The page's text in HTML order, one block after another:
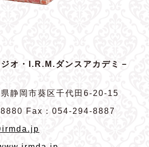
オ・I.R.M.ダンスアカデミ－
静岡市葵区千代田6-20-15
Fax：054-294-8887